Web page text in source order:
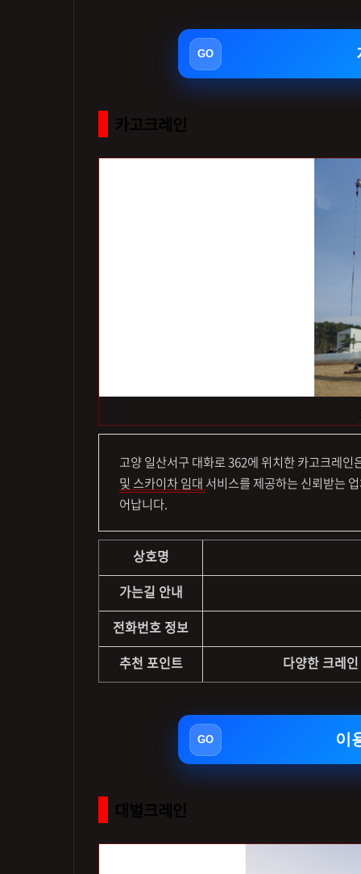
카고크레인
고양 일산서구 대화로 362에 위치한 카고크레인
및 스카이차 임대 서비스를 제공하는 신뢰받는
어납니다.
상호명
가는길 안내
전화번호 정보
추천 포인트
다양한 크레
이
대벌크레인